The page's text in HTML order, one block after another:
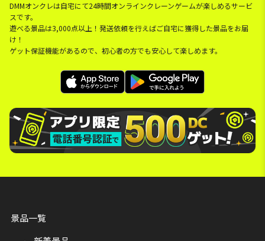
DMMオンクレは自宅にて24時間オンラインクレーンゲームが楽しめるサービ
スです。
遊べる景品は3,000点以上！発送依頼を行えばご自宅に獲得した景品をお届
け！
ゲット保証機能があるので、初心者の方でも安心して楽しめます。
景品一覧